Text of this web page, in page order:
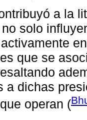
a la
solo
que se
a dichas
operan (